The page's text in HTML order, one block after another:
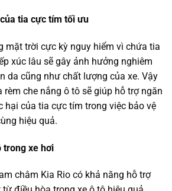
tia cực tím tối ưu
mặt trời cực kỳ nguy hiểm vì chứa tia
xúc lâu sẽ gây ảnh hưởng nghiêm
da cũng như chất lượng của xe. Vậy
rèm che nắng ô tô sẽ giúp hỗ trợ ngăn
hại của tia cực tím trong việc bảo vệ
hiệu quả.
trong xe hơi
châm Kia Rio có khả năng hỗ trợ